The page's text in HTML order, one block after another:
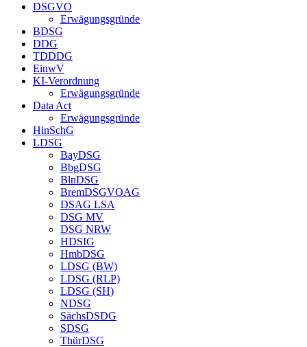
DSGVO
Erwägungsgründe
BDSG
DDG
TDDDG
EinwV
KI-Verordnung
Erwägungsgründe
Data Act
Erwägungsgründe
HinSchG
LDSG
BayDSG
BbgDSG
BlnDSG
BremDSGVOAG
DSAG LSA
DSG MV
DSG NRW
HDSIG
HmbDSG
LDSG (BW)
LDSG (RLP)
LDSG (SH)
NDSG
SächsDSDG
SDSG
ThürDSG